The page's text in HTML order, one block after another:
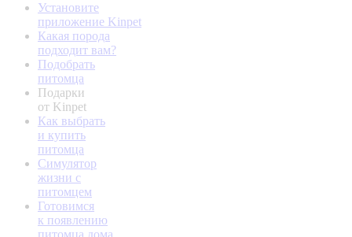
Установите
приложение Kinpet
Какая порода
подходит вам?
Подобрать
питомца
Подарки
от Kinpet
Как выбрать
и купить
питомца
Симулятор
жизни с
питомцем
Готовимся
к появлению
питомца дома